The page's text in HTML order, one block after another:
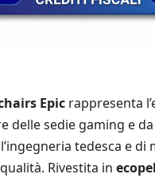
Epic rappresenta
delle sedie gaming e
tedesca e di
Rivestita in